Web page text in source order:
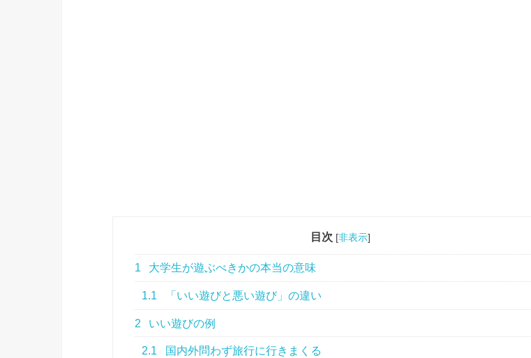
目次 [非表示]
1 大学生が遊ぶべきかの本当の意味
1.1 「いい遊びと悪い遊び」の違い
2 いい遊びの例
2.1 国内外問わず旅行に行きまくる